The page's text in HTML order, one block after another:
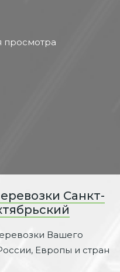
Санкт-
Вашего
Европы и стран